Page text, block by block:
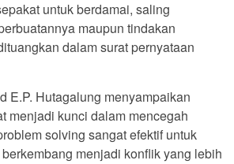
untuk berdamai, saling
maupun tindakan
dalam surat pernyataan
E.P. Hutagalung menyampaikan
menjadi kunci dalam mencegah
solving sangat efektif untuk
menjadi konflik yang lebih